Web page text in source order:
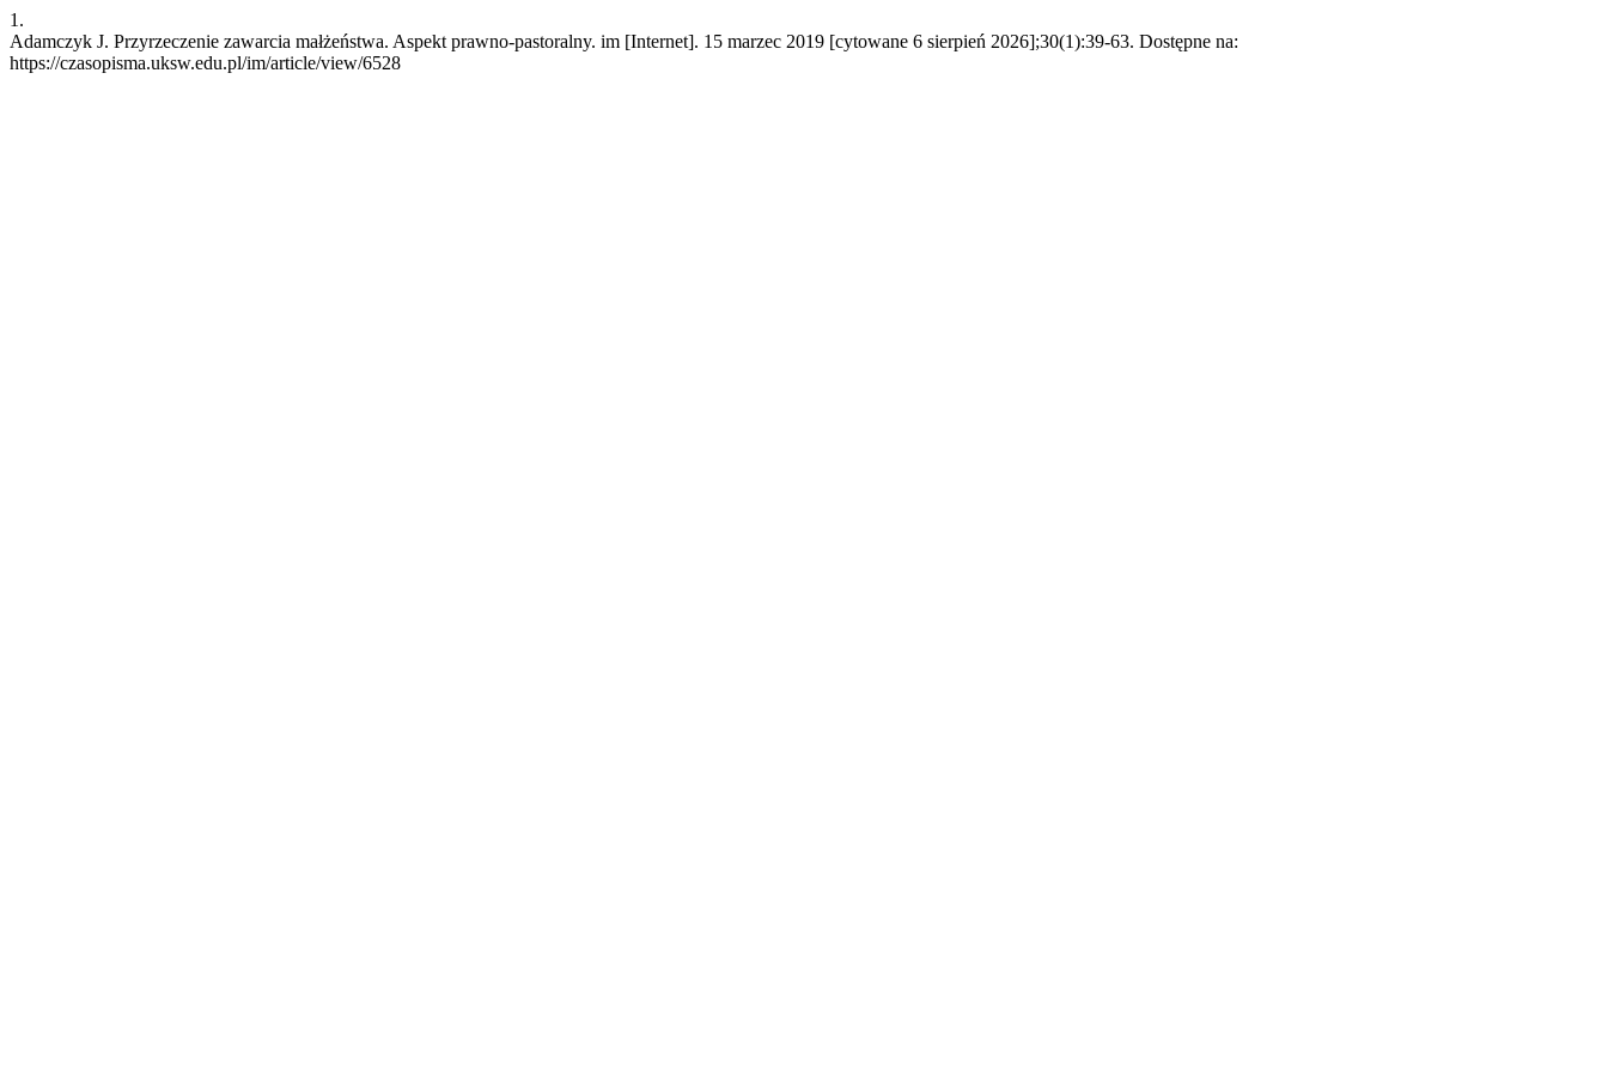
1.
Adamczyk J. Przyrzeczenie zawarcia małżeństwa. Aspekt prawno-pastoralny. im [Internet]. 15 marzec 2019 [cytowane 6 sierpień 2026];30(1):39-63. Dostępne na:
https://czasopisma.uksw.edu.pl/im/article/view/6528